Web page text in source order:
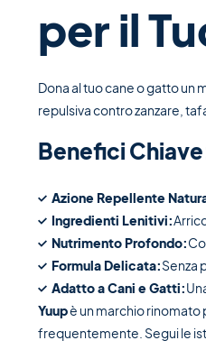
per il
Dona al tuo cane o gatto un
repulsiva contro zanzare,
Benefici
Azione Repellente
Ingredienti Lenitivi:
Nutrimento Profondo:
Formula Delicata:Senza
Adatto a Cani e Gatti:
Yuupè un marchio rinomato
frequentemente. Segui le